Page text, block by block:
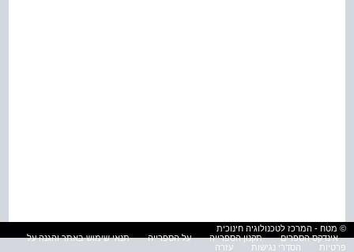
© מטח - המרכז לטכנולוגיה חינוכית
אינדקס הספרים
תקנון הספרייה על הספרייה
תנאי שימוש באתר והגנה על
פרטיות
הסדרי נגישות עזרה